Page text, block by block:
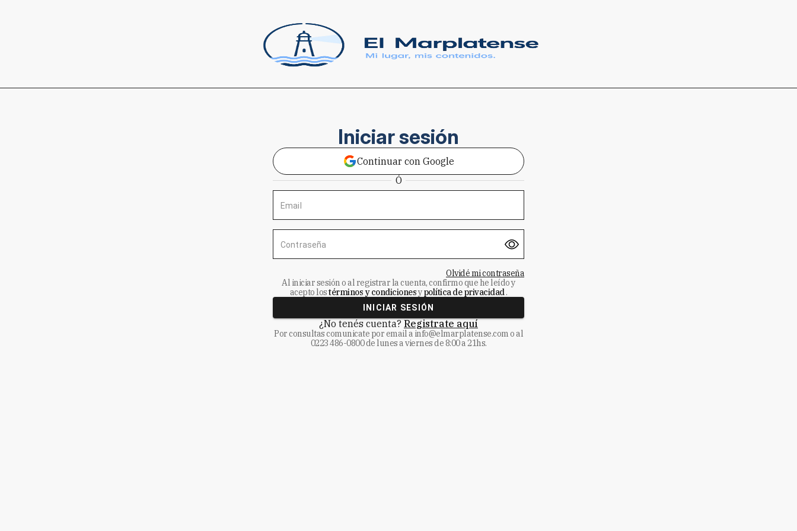
Iniciar sesión
Continuar con Google
Ó
Email
Contraseña
Olvidé mi contraseña
Al iniciar sesión o al registrar la cuenta, confirmo que he leído y
acepto lostérminos y condicionesypolítica de privacidad.
INICIAR SESIÓN
¿No tenés cuenta? Registrate aquí
Por consultas comunicate por email a info@elmarplatense.como al
0223 486-0800de lunes a viernes de 8:00 a 21hs.